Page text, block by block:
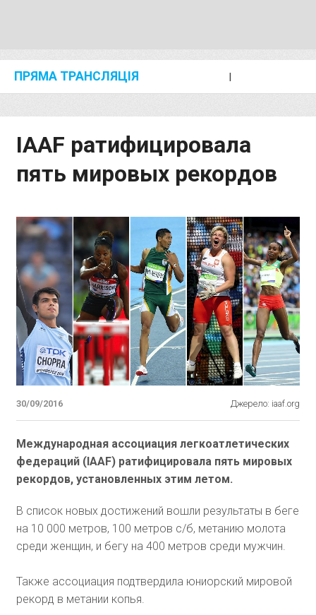
ПРЯМА ТРАНСЛЯЦІЯ I
IAAF ратифицировала
пять мировых рекордов
30/09/2016 Джерело: iaaf.org
Международная ассоциация легкоатлетических
федераций (IAAF) ратифицировала пять мировых
рекордов, установленных этим летом.
В список новых достижений вошли результаты в беге
на 10 000 метров, 100 метров с/б, метанию молота
среди женщин, и бегу на 400 метров среди мужчин.
Также ассоциация подтвердила юниорский мировой
рекорд в метании копья.